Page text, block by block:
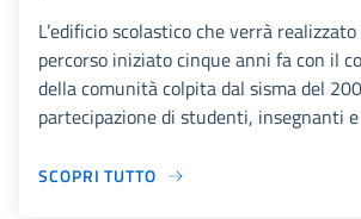
L’edificio scolastico che verrà
percorso iniziato cinque anni fa con il
della comunità colpita dal sisma del
partecipazione di studenti, insegnanti
SCOPRI TUTTO